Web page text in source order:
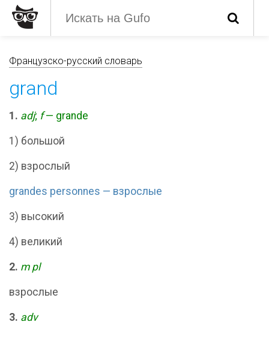
Французско-русский словарь
grand
1. adj; f— grande
1) большой
2) взрослый
grandes personnes — взрослые
3) высокий
4) великий
2. m pl
взрослые
3. adv